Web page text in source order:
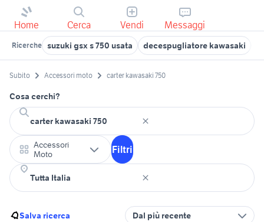
Home Cerca Vendi Messaggi
Ricerche suzuki gsx s 750 usata decespugliatore kawasaki
Subito Accessori moto carter kawasaki 750
Cosa cerchi?
Accessori
Moto
Filtri
Salva ricerca Dal più recente